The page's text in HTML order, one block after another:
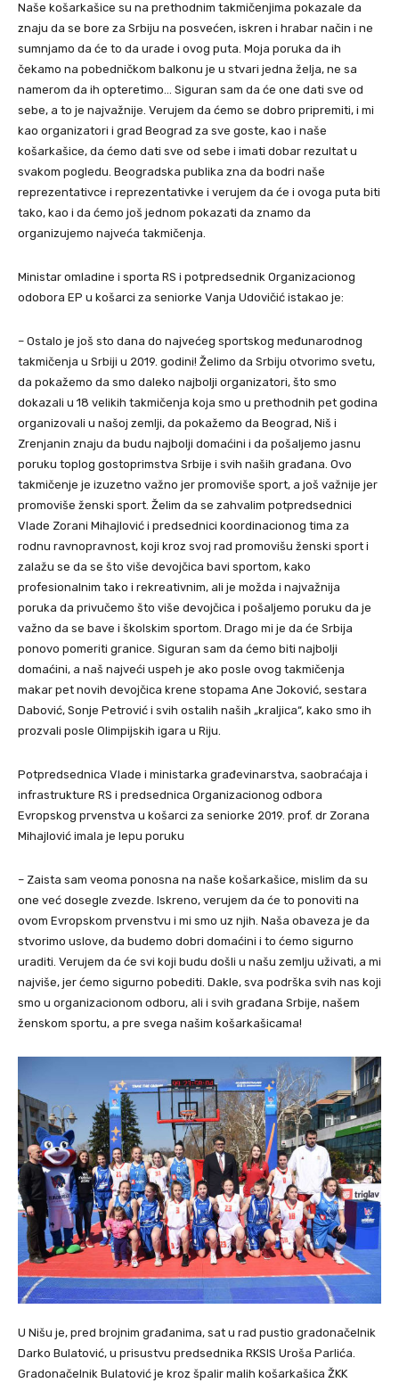
Naše košarkašice su na prethodnim takmičenjima pokazale da
znaju da se bore za Srbiju na posvećen, iskren i hrabar način i ne
sumnjamo da će to da urade i ovog puta. Moja poruka da ih
čekamo na pobedničkom balkonu je u stvari jedna želja, ne sa
namerom da ih opteretimo… Siguran sam da će one dati sve od
sebe, a to je najvažnije. Verujem da ćemo se dobro pripremiti, i mi
kao organizatori i grad Beograd za sve goste, kao i naše
košarkašice, da ćemo dati sve od sebe i imati dobar rezultat u
svakom pogledu. Beogradska publika zna da bodri naše
reprezentativce i reprezentativke i verujem da će i ovoga puta biti
tako, kao i da ćemo još jednom pokazati da znamo da
organizujemo najveća takmičenja.
Ministar omladine i sporta RS i potpredsednik Organizacionog
odobora EP u košarci za seniorke Vanja Udovičić istakao je:
– Ostalo je još sto dana do najvećeg sportskog međunarodnog
takmičenja u Srbiji u 2019. godini! Želimo da Srbiju otvorimo svetu,
da pokažemo da smo daleko najbolji organizatori, što smo
dokazali u 18 velikih takmičenja koja smo u prethodnih pet godina
organizovali u našoj zemlji, da pokažemo da Beograd, Niš i
Zrenjanin znaju da budu najbolji domaćini i da pošaljemo jasnu
poruku toplog gostoprimstva Srbije i svih naših građana. Ovo
takmičenje je izuzetno važno jer promoviše sport, a još važnije jer
promoviše ženski sport. Želim da se zahvalim potpredsednici
Vlade Zorani Mihajlović i predsednici koordinacionog tima za
rodnu ravnopravnost, koji kroz svoj rad promovišu ženski sport i
zalažu se da se što više devojčica bavi sportom, kako
profesionalnim tako i rekreativnim, ali je možda i najvažnija
poruka da privučemo što više devojčica i pošaljemo poruku da je
važno da se bave i školskim sportom. Drago mi je da će Srbija
ponovo pomeriti granice. Siguran sam da ćemo biti najbolji
domaćini, a naš najveći uspeh je ako posle ovog takmičenja
makar pet novih devojčica krene stopama Ane Joković, sestara
Dabović, Sonje Petrović i svih ostalih naših „kraljica“, kako smo ih
prozvali posle Olimpijskih igara u Riju.
Potpredsednica Vlade i ministarka građevinarstva, saobraćaja i
infrastrukture RS i predsednica Organizacionog odbora
Evropskog prvenstva u košarci za seniorke 2019. prof. dr Zorana
Mihajlović imala je lepu poruku
– Zaista sam veoma ponosna na naše košarkašice, mislim da su
one već dosegle zvezde. Iskreno, verujem da će to ponoviti na
ovom Evropskom prvenstvu i mi smo uz njih. Naša obaveza je da
stvorimo uslove, da budemo dobri domaćini i to ćemo sigurno
uraditi. Verujem da će svi koji budu došli u našu zemlju uživati, a mi
najviše, jer ćemo sigurno pobediti. Dakle, sva podrška svih nas koji
smo u organizacionom odboru, ali i svih građana Srbije, našem
ženskom sportu, a pre svega našim košarkašicama!
U Nišu je, pred brojnim građanima, sat u rad pustio gradonačelnik
Darko Bulatović, u prisustvu predsednika RKSIS Uroša Parlića.
Gradonačelnik Bulatović je kroz špalir malih košarkašica ŽKK